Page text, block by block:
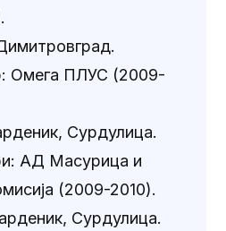
Омега ПЛУС (2009-
Сурдулица.
АД Масурица и
(2009-2010).
Сурдулица.